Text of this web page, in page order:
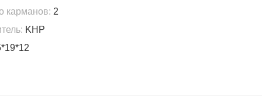
карманов: 2
KHP